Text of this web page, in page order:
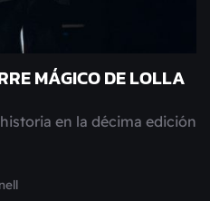
MÁGICO DE LOLLA
en la décima edición